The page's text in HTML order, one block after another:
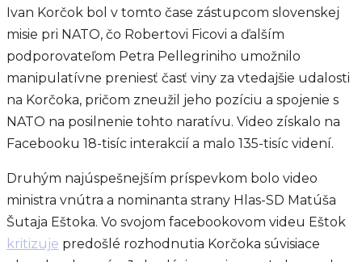
Ivan Korčok bol v tomto čase zástupcom slovenskej
misie pri NATO, čo Robertovi Ficovi a ďalším
podporovateľom Petra Pellegriniho umožnilo
manipulatívne preniesť časť viny za vtedajšie udalosti
na Korčoka, pričom zneužil jeho pozíciu a spojenie s
NATO na posilnenie tohto naratívu. Video získalo na
Facebooku 18-tisíc interakcií a malo 135-tisíc videní.
Druhým najúspešnejším príspevkom bolo video
ministra vnútra a nominanta strany Hlas-SD Matúša
Šutaja Eštoka. Vo svojom facebookovom videu Eštok
kritizuje predošlé rozhodnutia Korčoka súvisiace